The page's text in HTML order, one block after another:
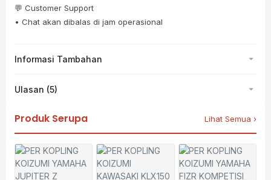
💬 Customer Support
• Chat akan dibalas di jam operasional
Informasi Tambahan
Ulasan (5)
Produk Serupa Lihat Semua ›